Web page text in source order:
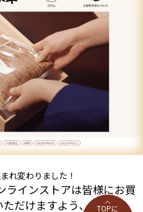
れ変わりました！
ラインストアは皆様にお買
だけますよう、サ...TOPに